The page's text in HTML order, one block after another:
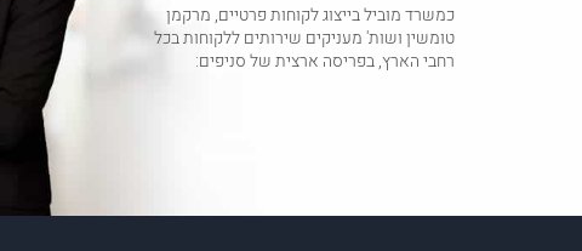
כמשרד מוביל בייצוג לקוחות פרטיים, מרקמן
טומשין ושות' מעניקים שירותים ללקוחות בכל
רחבי הארץ, בפריסה ארצית של סניפים: